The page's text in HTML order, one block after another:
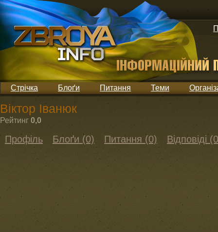
Стрічка Блоґи Питання Теми
Віктор Іванюк
Рейтинг 0,0
Профіль Блоґи (0) Питання (0) Відповіді